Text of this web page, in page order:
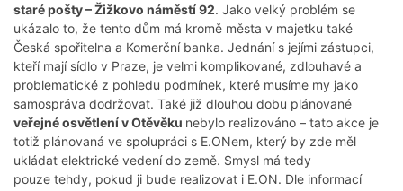
staré pošty – Žižkovo náměstí 92. Jako velký problém se
ukázalo to, že tento dům má kromě města v majetku také
Česká spořitelna a Komerční banka. Jednání s jejími zástupci,
kteří mají sídlo v Praze, je velmi komplikované, zdlouhavé a
problematické z pohledu podmínek, které musíme my jako
samospráva dodržovat. Také již dlouhou dobu plánované
veřejné osvětlení v Otěvěku nebylo realizováno – tato akce je
totiž plánovaná ve spolupráci s E.ONem, který by zde měl
ukládat elektrické vedení do země. Smysl má tedy
pouze tehdy, pokud ji bude realizovat i E.ON. Dle informací